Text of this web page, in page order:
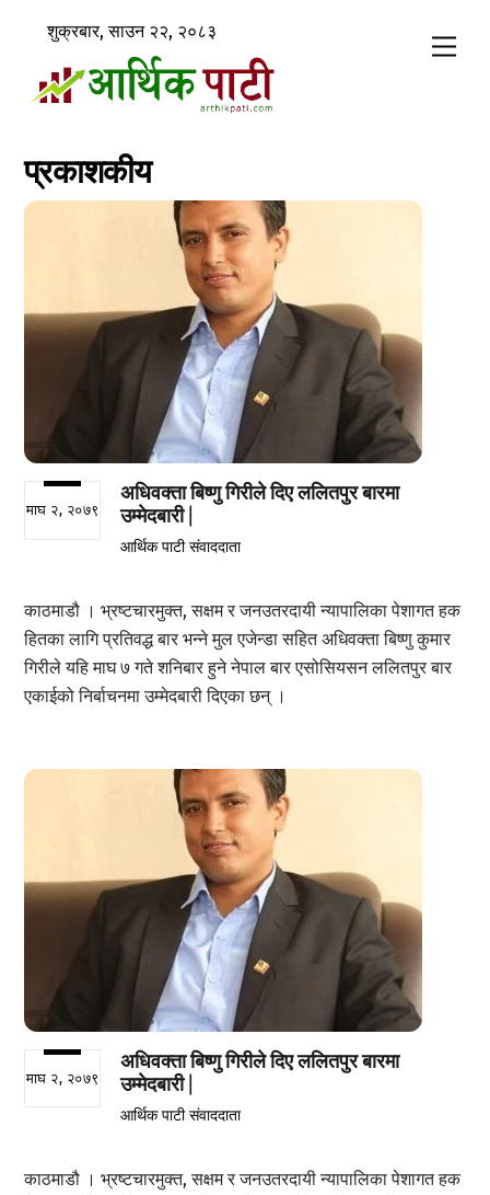
content
शुक्रबार, साउन २२, २०८३
प्रकाशकीय
माघ २, २०७९
अधिवक्ता बिष्णु गिरीले दिए ललितपुर बारमा
उम्मेदबारी |
आर्थिक पाटी संवाददाता
काठमाडौ । भ्रष्टचारमुक्त, सक्षम र जनउतरदायी न्यापालिका पेशागत हक
हितका लागि प्रतिवद्ध बार भन्ने मुल एजेन्डा सहित अधिवक्ता बिष्णु कुमार
गिरीले यहि माघ ७ गते शनिबार हुने नेपाल बार एसोसियसन ललितपुर बार
एकाईको निर्बाचनमा उम्मेदबारी दिएका छन् ।
माघ २, २०७९
अधिवक्ता बिष्णु गिरीले दिए ललितपुर बारमा
उम्मेदबारी |
आर्थिक पाटी संवाददाता
काठमाडौ । भ्रष्टचारमुक्त, सक्षम र जनउतरदायी न्यापालिका पेशागत हक